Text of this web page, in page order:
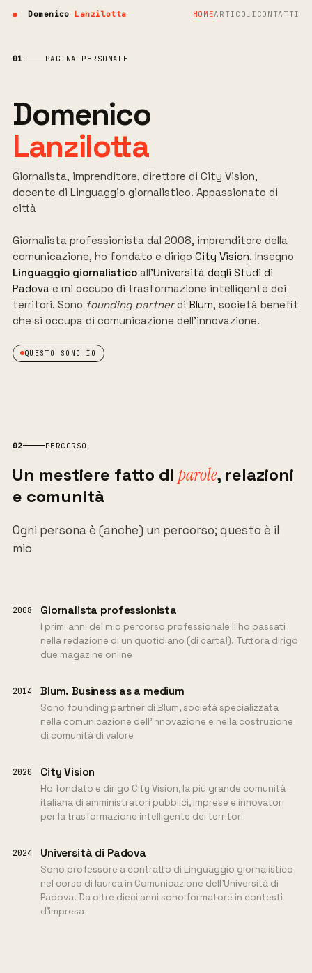
● Domenico Lanzilotta HOMEARTICOLI CONTATTI
01 PAGINA PERSONALE
Domenico
Lanzilotta
Giornalista, imprenditore, direttore di City Vision,
docente di Linguaggio giornalistico. Appassionato di
città
Giornalista professionista dal 2008, imprenditore della
comunicazione, ho fondato e dirigo City Vision. Insegno
Linguaggio giornalistico all'Università degli Studi di
Padova e mi occupo di trasformazione intelligente dei
territori. Sono founding partnerdi Blum, società benefit
che si occupa di comunicazione dell'innovazione.
QUESTO SONO IO
++
02 PERCORSO
Un mestiere fatto di parole, relazioni
e comunità
Ogni persona è (anche) un percorso; questo è il
mio
2008 Giornalista professionista
I primi anni del mio percorso professionale li ho passati
nella redazione di un quotidiano (di carta!). Tuttora dirigo
due magazine online
2014 Blum. Business as a medium
Sono founding partner di Blum, società specializzata
nella comunicazione dell'innovazione e nella costruzione
di comunità di valore
2020 City Vision
Ho fondato e dirigo City Vision, la più grande comunità
italiana di amministratori pubblici, imprese e innovatori
per la trasformazione intelligente dei territori
2024 Università di Padova
Sono professore a contratto di Linguaggio giornalistico
nel corso di laurea in Comunicazione dell'Università di
Padova. Da oltre dieci anni sono formatore in contesti
d'impresa